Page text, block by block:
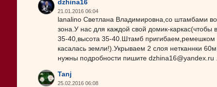
dzhina16
21.01.2016 06:04
lanalino Светлана Владимировна,со штамбами
зона.У нас для каждой свой домик-
35-40,высота 35-40.Штамб
касалась земли!).Укрываем 2 слоя нетканнки
нужны подробности пишите dzhina16@yandex.ru
Tanj
25.02.2016 06:08